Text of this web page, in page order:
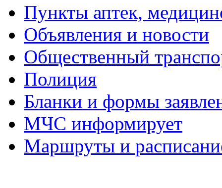
Пункты аптек,
Объявления и новости
Общественный
Полиция
Бланки и формы
МЧС информирует
Маршруты и